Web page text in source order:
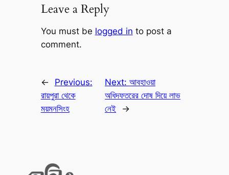
Leave a Reply
You must be logged in to post a
comment.
←
Previous:
রায়পুরা থেকে
ময়মনসিংহ
Next:আবহাওয়া
অধিদফতরের দোষ দিয়ে লাভ
নেই
→